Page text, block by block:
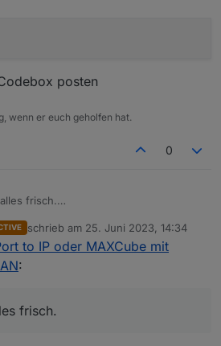
posten
wenn er euch geholfen hat.
0
frisch.
schrieb am 25. Juni 2023, 14:34
zuletzt editiert von
to IP oder MAXCube mit
:
frisch.